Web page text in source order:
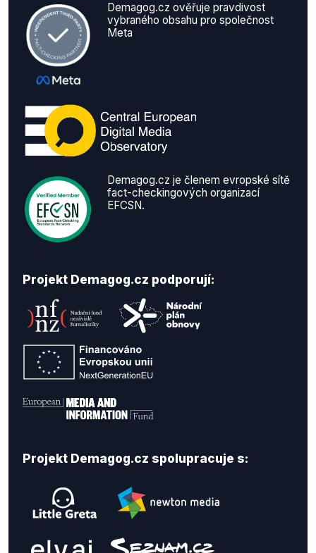
Demagog.cz ověřuje pravdivost
vybraného obsahu pro společnost
Meta
Demagog.cz je členem evropské sítě
fact-checkingových organizací
EFCSN.
Projekt Demagog.cz podporují:
Projekt Demagog.cz spolupracuje s: